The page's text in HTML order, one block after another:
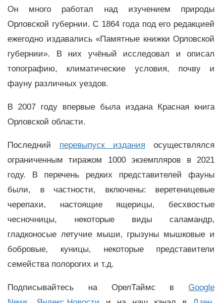
Он много работал над изучением природы
Орловской губернии. С 1864 года под его редакцией
ежегодно издавались «Памятные книжки Орловской
губернии». В них учёный исследовал и описал
топографию, климатические условия, почву и
фауну различных уездов.
В 2007 году впервые была издана Красная книга
Орловской области.
Последний перевыпуск издания осуществлялся
ограниченным тиражом 1000 экземпляров в 2021
году. В перечень редких представителей фауны
были, в частности, включены: веретеницевые
черепахи, настоящие ящерицы, бесхвостые
чесночницы, некоторые виды саламандр,
гладконосые летучие мыши, грызуны мышковые и
бобровые, куницы, некоторые представители
семейства полорогих и т.д.
Подписывайтесь на ОрелТаймс в Google